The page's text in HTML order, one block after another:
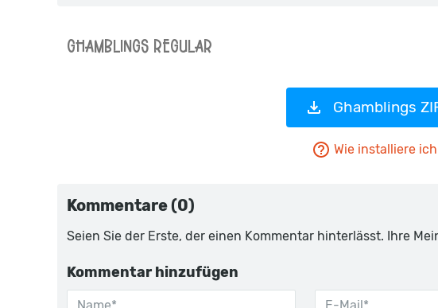
Ghamblings
Wie installiere
Kommentare (0)
Seien Sie der Erste, der einen Kommentar hinterlässt. Ihre
Kommentar hinzufügen